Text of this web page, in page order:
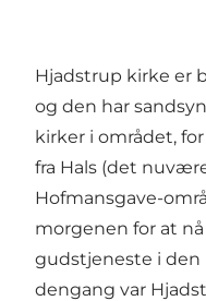
Hjadstrup kirke er
og den har
kirker i området,
fra Hals (det
Hofmansgave-
morgenen for at
gudstjeneste i
dengang var